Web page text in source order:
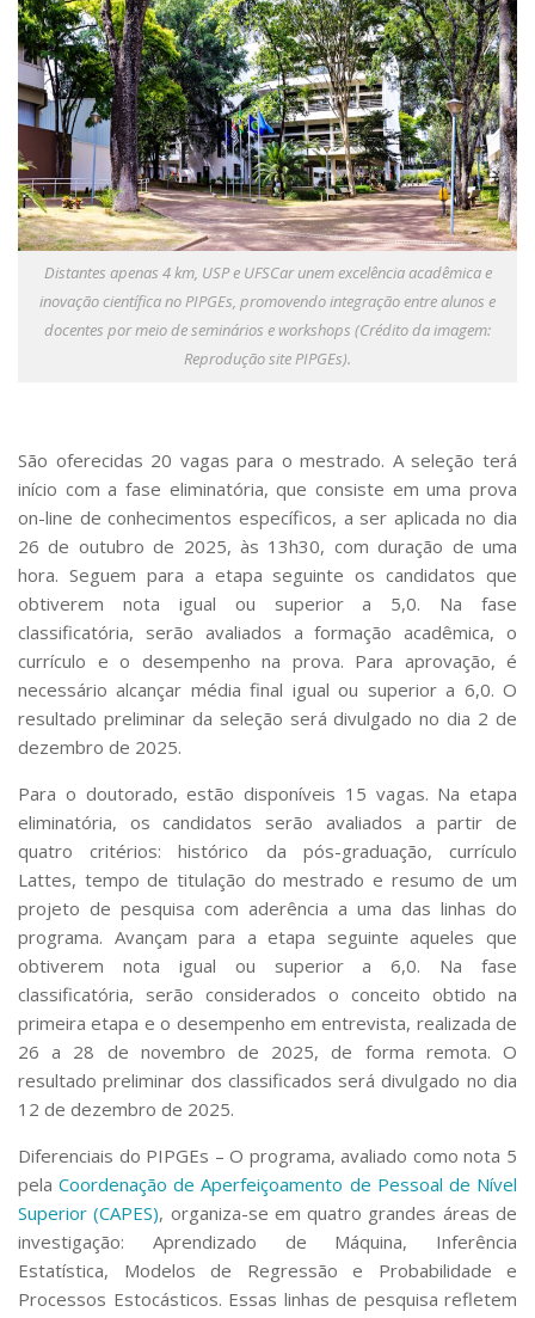
Distantes apenas 4 km, USP e UFSCar unem excelência acadêmica e
inovação científica no PIPGEs, promovendo integração entre alunos e
docentes por meio de seminários e workshops (Crédito da imagem:
Reprodução site PIPGEs).
São oferecidas 20 vagas para o mestrado. A seleção terá
início com a fase eliminatória, que consiste em uma prova
on-line de conhecimentos específicos, a ser aplicada no dia
26 de outubro de 2025, às 13h30, com duração de uma
hora. Seguem para a etapa seguinte os candidatos que
obtiverem nota igual ou superior a 5,0. Na fase
classificatória, serão avaliados a formação acadêmica, o
currículo e o desempenho na prova. Para aprovação, é
necessário alcançar média final igual ou superior a 6,0. O
resultado preliminar da seleção será divulgado no dia 2 de
dezembro de 2025.
Para o doutorado, estão disponíveis 15 vagas. Na etapa
eliminatória, os candidatos serão avaliados a partir de
quatro critérios: histórico da pós-graduação, currículo
Lattes, tempo de titulação do mestrado e resumo de um
projeto de pesquisa com aderência a uma das linhas do
programa. Avançam para a etapa seguinte aqueles que
obtiverem nota igual ou superior a 6,0. Na fase
classificatória, serão considerados o conceito obtido na
primeira etapa e o desempenho em entrevista, realizada de
26 a 28 de novembro de 2025, de forma remota. O
resultado preliminar dos classificados será divulgado no dia
12 de dezembro de 2025.
Diferenciais do PIPGEs –O programa, avaliado como nota 5
pelaCoordenação de Aperfeiçoamento de Pessoal de Nível
Superior (CAPES), organiza-se em quatro grandes áreas de
investigação: Aprendizado de Máquina, Inferência
Estatística, Modelos de Regressão e Probabilidade e
Processos Estocásticos. Essas linhas de pesquisa refletem